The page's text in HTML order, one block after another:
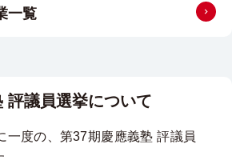
一覧 詳細はこ
評議員選挙について
一度の、第37期慶應義塾 評議員